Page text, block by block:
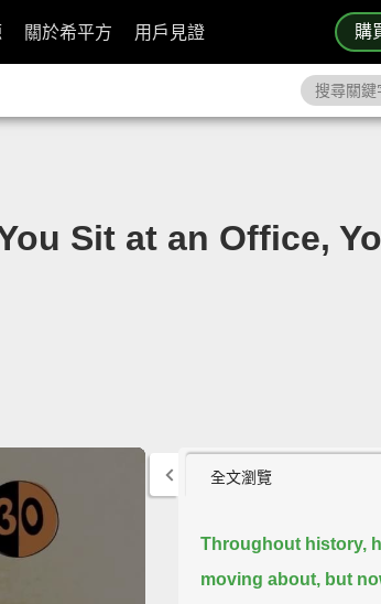
購
關於希平方 用戶見證
Sit at an Office,
全文瀏覽
Throughout history,
moving about, but